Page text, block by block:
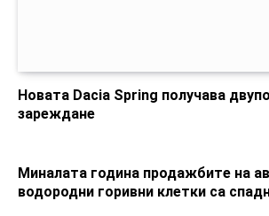
Новата Dacia Spring получава
зареждане
Миналата година продажбите на
водородни горивни клетки са